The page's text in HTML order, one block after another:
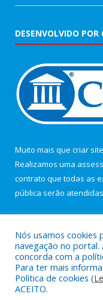
DESENVOLVIDO POR
Muito mais que criar site
Realizamos uma
contrato que todas as
pública serão
Todos os direitos
Nós usamos cookies
navegação no
concorda com a
Para ter mais
Política de cookies (
ACEITO.